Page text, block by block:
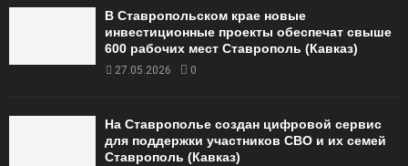
В Ставропольском крае новые
инвестиционные проекты обеспечат свыше
600 рабочих мест Ставрополь (Кавказ)
27.05.2026 0
На Ставрополье создан цифровой сервис
для поддержки участников СВО и их семей
Ставрополь (Кавказ)